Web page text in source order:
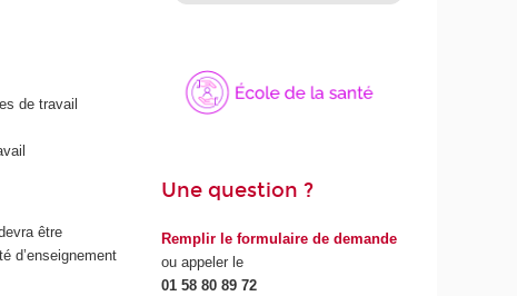
de travail
être
d’enseignement
Une question ?
Remplir le formulaire de demande
ou appeler le
01 58 80 89 72